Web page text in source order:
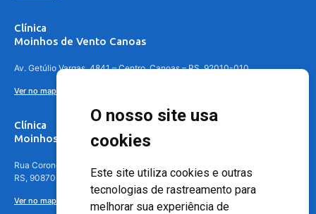
O nosso site usa
cookies
Este site utiliza cookies e outras
tecnologias de rastreamento para
melhorar sua experiência de
Clínica
Moinhos de Vento Canoas
Av. Getúlio Vargas, 4841 – Centro, Canoas – RS, 92010-010
Ver no mapa
Clínica
Moinhos de Vento - Teresópolis
Rua Coronel Aparício Borges, 250 - 3º andar - Teresópolis, Porto Alegre -
RS, 90870-016
Ver no mapa